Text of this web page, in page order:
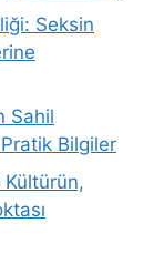
Seksin
Sahil
Pratik Bilgiler
Kültürün,